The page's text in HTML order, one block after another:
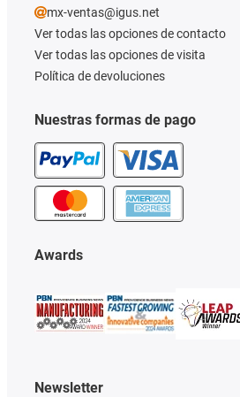
Nuestras formas de pago
Awards
Newsletter
mx-ventas@igus.net
Ver todas las opciones de contacto
Ver todas las opciones de visita
Política de devoluciones